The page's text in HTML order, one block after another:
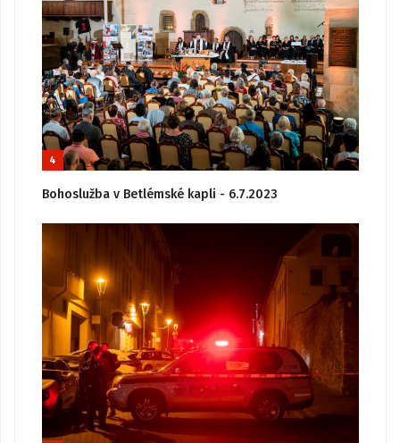
4
Bohoslužba v Betlémské kapli - 6.7.2023